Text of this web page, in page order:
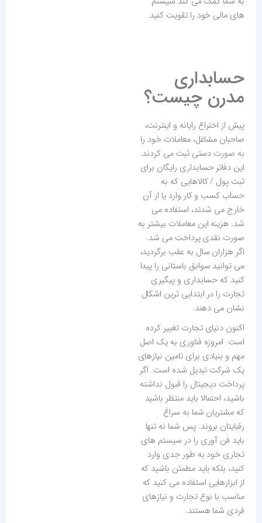
های مالی خود را تقویت کنید.
حسابداری
مدرن چیست؟
پیش از اختراع رایانه و اینترنت،
صاحبان مشاغل، معاملات خود را
به صورت دستی ثبت می کردند.
این دفاتر حسابداری رایگان برای
ثبت پول / کالاهایی که به
حساب کسب و کار وارد یا از آن
خارج می شدند، استفاده می
شد. هزینه این معاملات بیشتر به
صورت نقدی پرداخت می شد.
اگر هزاران سال به عقب برگردید،
می توانید سوابق باستانی را پیدا
کنید که حسابداری و پیگیری
تجارت را در ابتدایی ترین اشکال
نشان می دهند.
اکنون دنیای تجارت تغییر کرده
است. امروزه فناوری به یک اصل
مهم و بنیادی برای تامین نیازهای
یک شرکت تبدیل شده ‌است. اگر
پرداخت دیجیتال را قبول نداشته
باشید، احتمالا باید منتظر باشید
که مشتریان شما به سراغ
رقبایتان بروند. پس شما نه تنها
باید فن آوری را در سیستم های
تجاری خود به طور جدی وارد
کنید، بلکه باید مطمئن باشید که
از ابزارهایی استفاده می کنید که
مناسب با نوع تجارت و نیازهای
فردی شما هستند.